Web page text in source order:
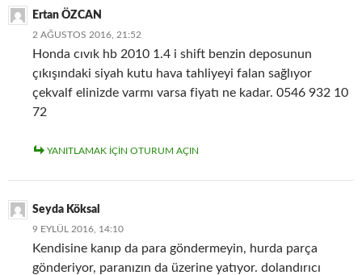
Ertan ÖZCAN
2 AĞUSTOS 2016, 21:52
Honda cıvık hb 2010 1.4 i shift benzin deposunun
çıkışındaki siyah kutu hava tahliyeyi falan sağlıyor
çekvalf elinizde varmı varsa fiyatı ne kadar. 0546 932 10
72
YANITLAMAK IÇIN OTURUM AÇIN
Seyda Köksal
9 EYLÜL 2016, 14:10
Kendisine kanıp da para göndermeyin, hurda parça
gönderiyor, paranızın da üzerine yatıyor. dolandırıcı